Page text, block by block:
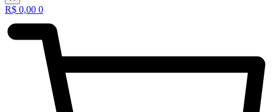
R$ 0,00 0